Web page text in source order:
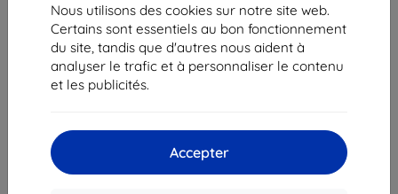
Nous utilisons des cookies sur notre site web.
Certains sont essentiels au bon fonctionnement
du site, tandis que d'autres nous aident à
analyser le trafic et à personnaliser le contenu
et les publicités.
Accepter
20,90 €
18,82 €
En stock 4 pièces
du total